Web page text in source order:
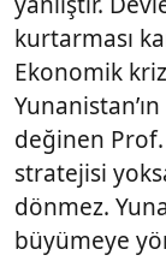
kurtarması
Ekonomik
değinen Prof.
stratejisi
dönmez.
büyümeye